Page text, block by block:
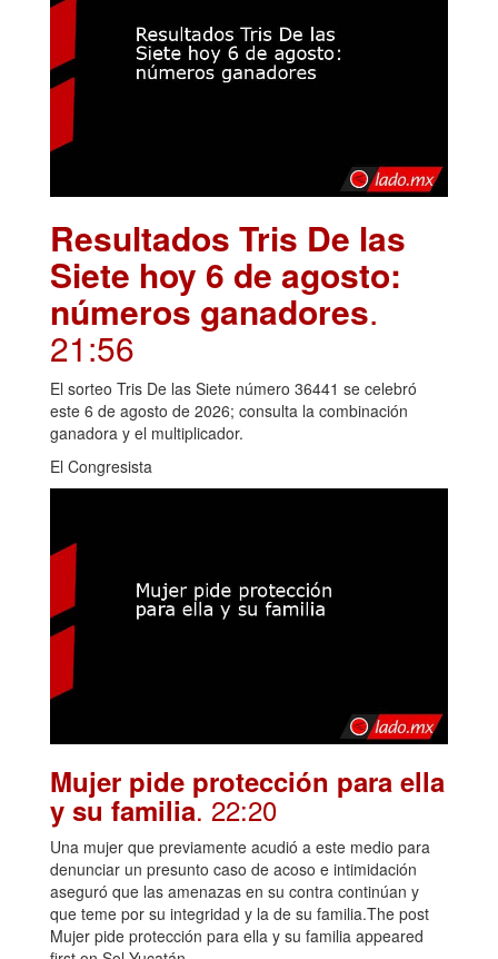
Resultados Tris De las
Siete hoy 6 de agosto:
números ganadores.
21:56
El sorteo Tris De las Siete número 36441 se celebró
este 6 de agosto de 2026; consulta la combinación
ganadora y el multiplicador.
El Congresista
Mujer pide protección para ella
y su familia. 22:20
Una mujer que previamente acudió a este medio para
denunciar un presunto caso de acoso e intimidación
aseguró que las amenazas en su contra continúan y
que teme por su integridad y la de su familia.The post
Mujer pide protección para ella y su familia appeared